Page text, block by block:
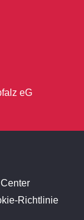
eG
Richtlinie